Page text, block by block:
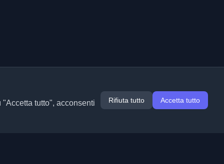
tutto", acconsenti
Rifiuta tutto Accetta tutto